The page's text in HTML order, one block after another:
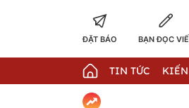
ĐẶT BÁO BẠN ĐỌC
TIN TỨC